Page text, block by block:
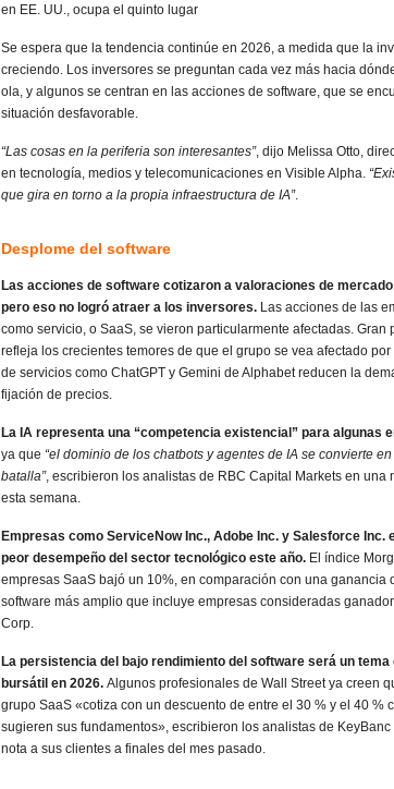
en EE. UU., ocupa el quinto lugar
Se espera que la tendencia continúe en 2026, a medida que la
creciendo. Los inversores se preguntan cada vez más hacia
ola, y algunos se centran en las acciones de software, que se
situación desfavorable.
“Las cosas en la periferia son interesantes”, dijo Melissa Otto,
en tecnología, medios y telecomunicaciones en Visible Alpha.
que gira en torno a la propia infraestructura de IA”.
Desplome del software
Las acciones de software cotizaron a valoraciones de
pero eso no logró atraer a los inversores. Las acciones de las
como servicio, o SaaS, se vieron particularmente afectadas. Gran
refleja los crecientes temores de que el grupo se vea afectado
de servicios como ChatGPT y Gemini de Alphabet reducen la
fijación de precios.
La IA representa una “competencia existencial” para algunas
ya que “el dominio de los chatbots y agentes de IA se convierte
batalla”, escribieron los analistas de RBC Capital Markets en una
esta semana.
Empresas como ServiceNow Inc., Adobe Inc. y Salesforce Inc.
peor desempeño del sector tecnológico este año. El índice
empresas SaaS bajó un 10%, en comparación con una ganancia
software más amplio que incluye empresas consideradas
Corp.
La persistencia del bajo rendimiento del software será un
bursátil en 2026. Algunos profesionales de Wall Street ya creen
grupo SaaS «cotiza con un descuento de entre el 30 % y el 40 %
sugieren sus fundamentos», escribieron los analistas de
nota a sus clientes a finales del mes pasado.